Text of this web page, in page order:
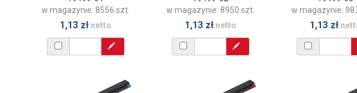
w magazynie: 8556 szt.
1,13 zł netto
w magazynie: 8950 szt.
1,13 zł netto
w magazynie:
1,13 zł